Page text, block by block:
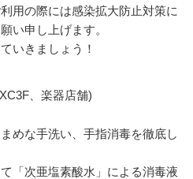
用の際には感染拡大防止対策に
い申し上げます。
いきましょう！
、楽器店舗)
めな手洗い、手指消毒を徹底し
「次亜塩素酸水」による消毒液